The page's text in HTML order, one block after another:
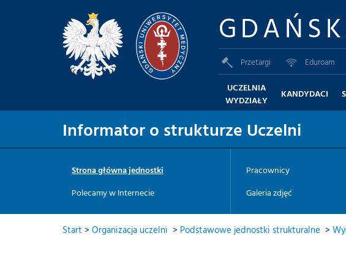
Przetargi Eduroam
UCZELNIA
WYDZIAŁY
KANDYDACI
Informator o strukturze Uczelni
Strona główna jednostki
Polecamy w Internecie
Pracownicy
Galeria zdjęć
Start > Organizacja uczelni > Podstawowe jednostki strukturalne >